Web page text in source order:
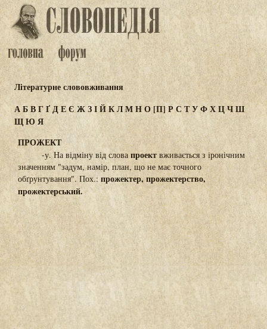
Літературне слововживання
АБВГҐДЕЄ ЖЗІЙКЛМНО[П] Р С ТУФХЦЧШ
ЩЮ Я
ПРОЖЕКТ
-у. На відміну від слова проект вживається з іронічним
значенням "задум, намір, план, що не має точного
обґрунтування". Пох.: прожектер, прожектерство,
прожектерський.